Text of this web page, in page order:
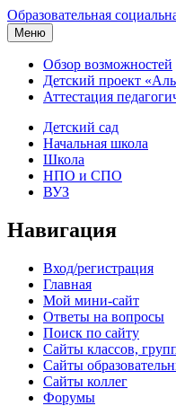
Образовательная
Меню
Обзор возможностей
Детский проект
Аттестация
Детский сад
Начальная школа
Школа
НПО и СПО
ВУЗ
Навигация
Вход/регистрация
Главная
Мой мини-сайт
Ответы на вопросы
Поиск по сайту
Сайты классов,
Сайты
Сайты коллег
Форумы